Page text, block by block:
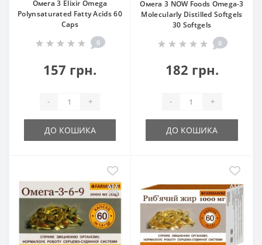
Омега 3 Elixir Omega
Polynsaturated Fatty Acids 60
Caps
0
157 грн.
- +
ДО КОШИКА
Омега 3 NOW Foods Omega-3
Molecularly Distilled Softgels
30 Softgels
0
182 грн.
- +
ДО КОШИКА